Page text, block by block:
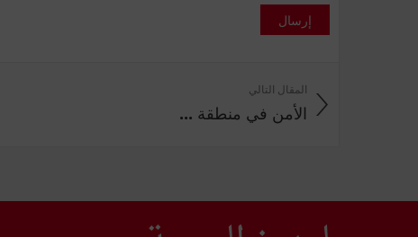
إرسال
المقال التالي
الأمن في منطقة ...